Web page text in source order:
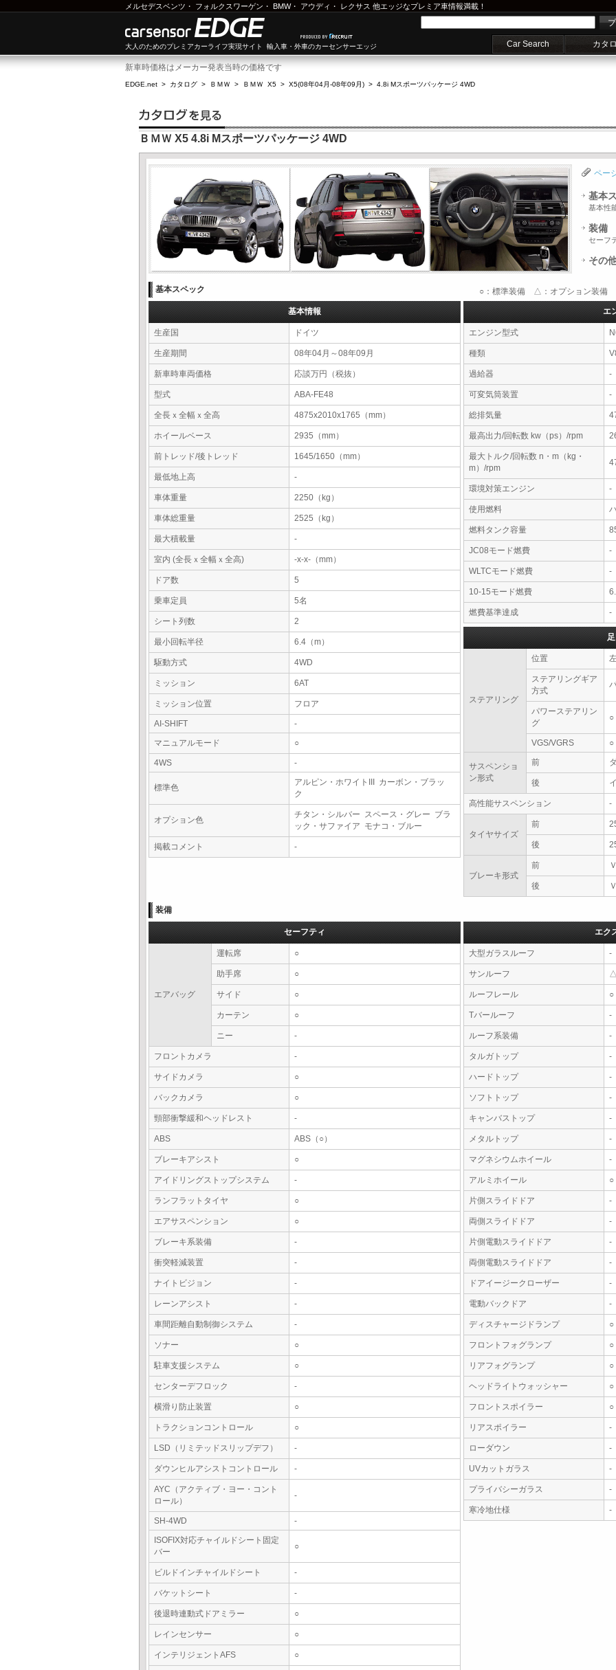
メルセデスベンツ ・ フォルクスワーゲン ・ BMW・ アウディ ・ レクサス 他エッジなプレミア車情報満載！
大人のためのプレミアカーライフ実現サイト 輸入車・外車のカーセンサーエッジ Car Search カタ
新車時価格はメーカー発表当時の価格です
EDGE.net > カタログ > ＢＭＷ > ＢＭＷ X5 > X5(08年04月-08年09月) > 4.8i Mスポーツパッケージ 4WD
ＢＭＷ X5 4.8i Mスポーツパッケージ 4WD
ペー
基本
基本性
装備
セーフ
その
基本スペック ○：標準装備 △：オプション装備 -
基本情報
生産国 ドイツ
生産期間 08年04月～08年09月
新車時車両価格 応談万円（税抜）
型式 ABA-FE48
全長ｘ全幅ｘ全高 4875x2010x1765（mm）
ホイールベース 2935（mm）
前トレッド/後トレッド 1645/1650（mm）
最低地上高 -
車体重量 2250（kg）
車体総重量 2525（kg）
最大積載量 -
室内 (全長ｘ全幅ｘ全高) -x-x-（mm）
ドア数 5
乗車定員 5名
シート列数 2
最小回転半径 6.4（m）
駆動方式 4WD
ミッション 6AT
ミッション位置 フロア
AI-SHIFT
-
マニュアルモード
○
4WS -
標準色
アルピン・ホワイトIII カーボン・ブラッ
ク
オプション色
チタン・シルバー スペース・グレー ブラ
ック・サファイア モナコ・ブルー
掲載コメント -
エ
エンジン型式
種類
過給器 -
可変気筒装置 -
総排気量
最高出力/回転数 kw（ps）/rpm
最大トルク/回転数 n・m（kg・
m）/rpm
環境対策エンジン -
使用燃料
燃料タンク容量
JC08モード燃費 -
WLTCモード燃費 -
10-15モード燃費
燃費基準達成 -
ステアリング
位置
ステアリングギア
方式
パワーステアリン
グ
○
VGS/VGRS ○
サスペンショ
ン形式
前
後
高性能サスペンション -
タイヤサイズ
前
後
ブレーキ形式
前
後
装備
セーフティ
エアバッグ
運転席 ○
助手席 ○
サイド ○
カーテン ○
ニー -
フロントカメラ -
サイドカメラ ○
バックカメラ ○
頸部衝撃緩和ヘッドレスト -
ABS ABS（○）
ブレーキアシスト ○
アイドリングストップシステム -
ランフラットタイヤ ○
エアサスペンション ○
ブレーキ系装備 -
衝突軽減装置 -
ナイトビジョン -
レーンアシスト -
車間距離自動制御システム -
ソナー ○
駐車支援システム ○
センターデフロック -
横滑り防止装置 ○
トラクションコントロール ○
LSD（リミテッドスリップデフ） -
ダウンヒルアシストコントロール -
AYC（アクティブ・ヨー・コント
ロール）
-
SH-4WD
-
ISOFIX対応チャイルドシート固定
バー
○
ビルドインチャイルドシート -
バケットシート -
後退時連動式ドアミラー ○
レインセンサー ○
インテリジェントAFS ○
エク
大型ガラスルーフ -
サンルーフ △
ルーフレール ○
Tバールーフ -
ルーフ系装備 -
タルガトップ -
ハードトップ -
ソフトトップ -
キャンバストップ -
メタルトップ -
マグネシウムホイール -
アルミホイール ○
片側スライドドア -
両側スライドドア -
片側電動スライドドア -
両側電動スライドドア -
ドアイージークローザー -
電動バックドア -
ディスチャージドランプ ○
フロントフォグランプ ○
リアフォグランプ ○
ヘッドライトウォッシャー ○
フロントスポイラー ○
リアスポイラー -
ローダウン -
UVカットガラス -
プライバシーガラス -
寒冷地仕様 -